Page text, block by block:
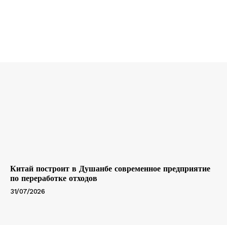
Китай построит в Душанбе современное предприятие
по переработке отходов
31/07/2026